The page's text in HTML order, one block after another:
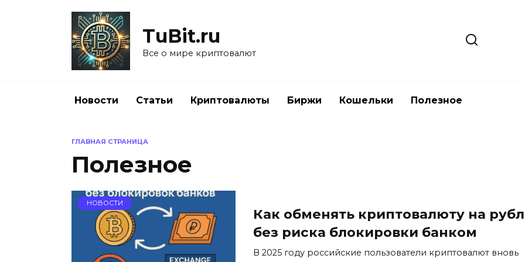
TuBit.ru
Все о мире криптовалют
Новости Статьи Криптовалюты Биржи Кошельки Полезное
ГЛАВНАЯ СТРАНИЦА
Полезное
НОВОСТИ
Как обменять криптовалюту на
без риска блокировки банком
В 2025 году российские пользователи криптовалют вновь